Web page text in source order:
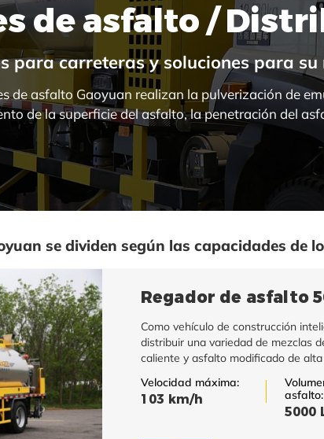
de asfalto /
para carreteras y soluciones para
de asfalto Gaoyuan realizan la pulverización de
de la superficie del asfalto, la penetración del
se dividen según las capacidades de
Regador de asfalto
Como vehículo de construcción
distribuir una variedad de mezclas
caliente y asfalto modificado de
Velocidad máxima:
103 km/h
asfalto:
5000